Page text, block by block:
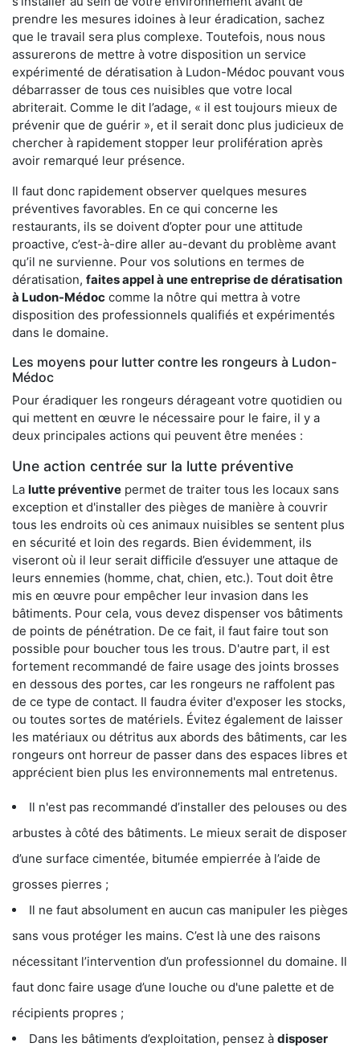
prendre les mesures idoines à leur éradication, sachez
que le travail sera plus complexe. Toutefois, nous nous
assurerons de mettre à votre disposition un service
expérimenté de dératisation à Ludon-Médoc pouvant vous
débarrasser de tous ces nuisibles que votre local
abriterait. Comme le dit l’adage, « il est toujours mieux de
prévenir que de guérir », et il serait donc plus judicieux de
chercher à rapidement stopper leur prolifération après
avoir remarqué leur présence.
Il faut donc rapidement observer quelques mesures
préventives favorables. En ce qui concerne les
restaurants, ils se doivent d’opter pour une attitude
proactive, c’est-à-dire aller au-devant du problème avant
qu’il ne survienne. Pour vos solutions en termes de
dératisation, faites appel à une entreprise de dératisation
à Ludon-Médoc comme la nôtre qui mettra à votre
disposition des professionnels qualifiés et expérimentés
dans le domaine.
Les moyens pour lutter contre les rongeurs à Ludon-
Médoc
Pour éradiquer les rongeurs dérageant votre quotidien ou
qui mettent en œuvre le nécessaire pour le faire, il y a
deux principales actions qui peuvent être menées :
Une action centrée sur la lutte préventive
La lutte préventive permet de traiter tous les locaux sans
exception et d'installer des pièges de manière à couvrir
tous les endroits où ces animaux nuisibles se sentent plus
en sécurité et loin des regards. Bien évidemment, ils
viseront où il leur serait difficile d’essuyer une attaque de
leurs ennemies (homme, chat, chien, etc.). Tout doit être
mis en œuvre pour empêcher leur invasion dans les
bâtiments. Pour cela, vous devez dispenser vos bâtiments
de points de pénétration. De ce fait, il faut faire tout son
possible pour boucher tous les trous. D'autre part, il est
fortement recommandé de faire usage des joints brosses
en dessous des portes, car les rongeurs ne raffolent pas
de ce type de contact. Il faudra éviter d'exposer les stocks,
ou toutes sortes de matériels. Évitez également de laisser
les matériaux ou détritus aux abords des bâtiments, car les
rongeurs ont horreur de passer dans des espaces libres et
apprécient bien plus les environnements mal entretenus.
Il n'est pas recommandé d’installer des pelouses ou des
arbustes à côté des bâtiments. Le mieux serait de disposer
d’une surface cimentée, bitumée empierrée à l’aide de
grosses pierres ;
Il ne faut absolument en aucun cas manipuler les pièges
sans vous protéger les mains. C’est là une des raisons
nécessitant l’intervention d’un professionnel du domaine. Il
faut donc faire usage d’une louche ou d'une palette et de
récipients propres ;
Dans les bâtiments d’exploitation, pensez à disposer